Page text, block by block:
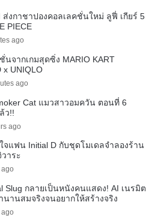
ส่งกาชาปองคอลเลคชั่นใหม่ ลูฟี่ เกียร์ 5
PIECE
ago
นจากเกมสุดซิ่ง MARIO KART
x UNIQLO
ago
Cat แมวสาวอมควัน ตอนที่ 6
ว!!
ago
ใจแฟน Initial D กับชุดโมเดลจำลองร้าน
าระ
Slug กลายเป็นหนังคนแสดง! AI เนรมิต
นานสมจริงจนอยากให้สร้างจริง